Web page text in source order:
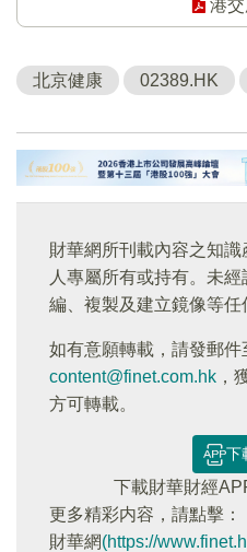
港
北京健康 02389.HK
財華網所刊載內容之知
人專屬所有或持有。未
編、複製及建立鏡像等任
如有意願轉載，請發郵件
content@finet.com.hk ，
方可轉載。
下
下載財華財經
更多精彩内容，請點擊：
財華網(https://